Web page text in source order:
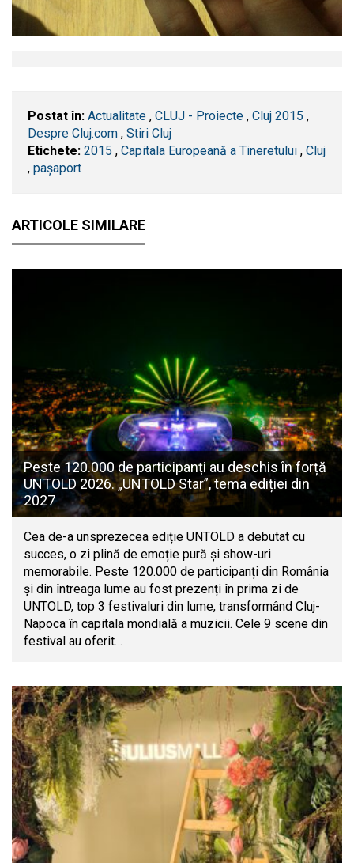
Postat în: Actualitate , CLUJ - Proiecte , Cluj 2015 ,
Despre Cluj.com , Stiri Cluj
Etichete: 2015 , Capitala Europeană a Tineretului , ​Cluj
, pașaport
ARTICOLE SIMILARE
Peste 120.000 de participanți au deschis în forță
UNTOLD 2026. „UNTOLD Star”, tema ediției din
2027
Cea de-a unsprezecea ediție UNTOLD a debutat cu
succes, o zi plină de emoție pură și show-uri
memorabile. Peste 120.000 de participanți din România
și din întreaga lume au fost prezenți în prima zi de
UNTOLD, top 3 festivaluri din lume, transformând Cluj-
Napoca în capitala mondială a muzicii. Cele 9 scene din
festival au oferit…